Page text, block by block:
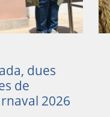
dues
de
2026